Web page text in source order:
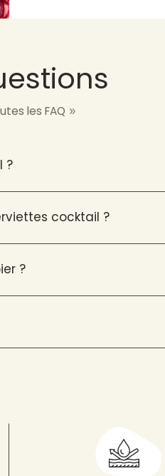
les FAQ
?
cocktail ?
?